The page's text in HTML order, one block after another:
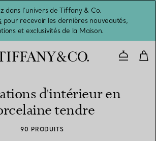
dans l’univers de Tiffany & Co.
pour recevoir les dernières nouveautés,
et exclusivités de la Maison.
d'intérieur en
tendre
90 PRODUITS